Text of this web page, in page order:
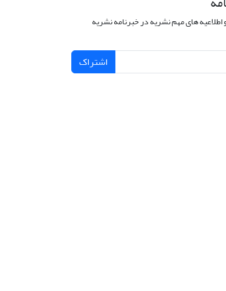
اطلاعیه های مهم نشریه در خبرنامه نشریه
اشتراک